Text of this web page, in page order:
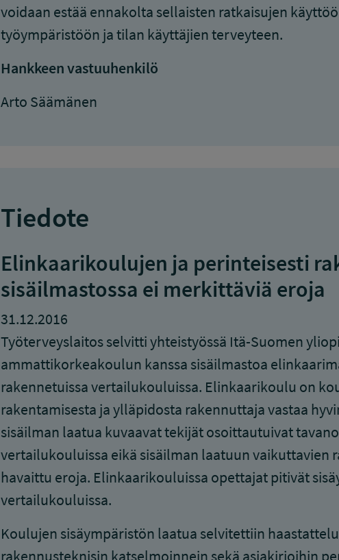
voidaan estää ennakolta sellaisten ratkaisujen
työympäristöön ja tilan käyttäjien terveyteen.
Hankkeen vastuuhenkilö
Arto Säämänen
Tiedote
Elinkaarikoulujen ja perinteisesti
sisäilmastossa ei merkittäviä eroja
31.12.2016
Työterveyslaitos selvitti yhteistyössä Itä-Suomen
ammattikorkeakoulun kanssa sisäilmastoa
rakennetuissa vertailukouluissa. Elinkaarikoulu on
rakentamisesta ja ylläpidosta rakennuttaja vastaa
sisäilman laatua kuvaavat tekijät osoittautuivat
vertailukouluissa eikä sisäilman laatuun vaikuttavien
havaittu eroja. Elinkaarikouluissa opettajat pitivät
vertailukouluissa.
Koulujen sisäympäristön laatua selvitettiin
rakennusteknisin katselmoinnein sekä asiakirjoihin